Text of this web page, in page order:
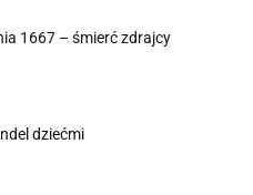
1667 – śmierć zdrajcy
dziećmi